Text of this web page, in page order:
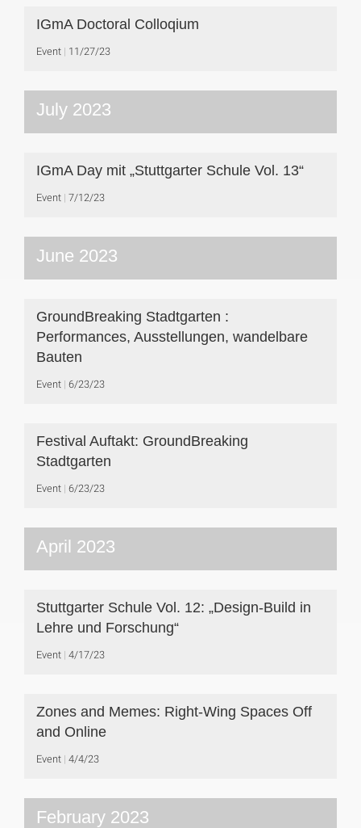
IGmA Doctoral Colloqium
Event 11/27/23
July 2023
IGmA Day mit „Stuttgarter Schule Vol. 13“
Event 7/12/23
June 2023
GroundBreaking Stadtgarten :
Performances, Ausstellungen, wandelbare
Bauten
Event 6/23/23
Festival Auftakt: GroundBreaking
Stadtgarten
Event 6/23/23
April 2023
Stuttgarter Schule Vol. 12: „Design-Build in
Lehre und Forschung“
Event 4/17/23
Zones and Memes: Right-Wing Spaces Off
and Online
Event 4/4/23
February 2023